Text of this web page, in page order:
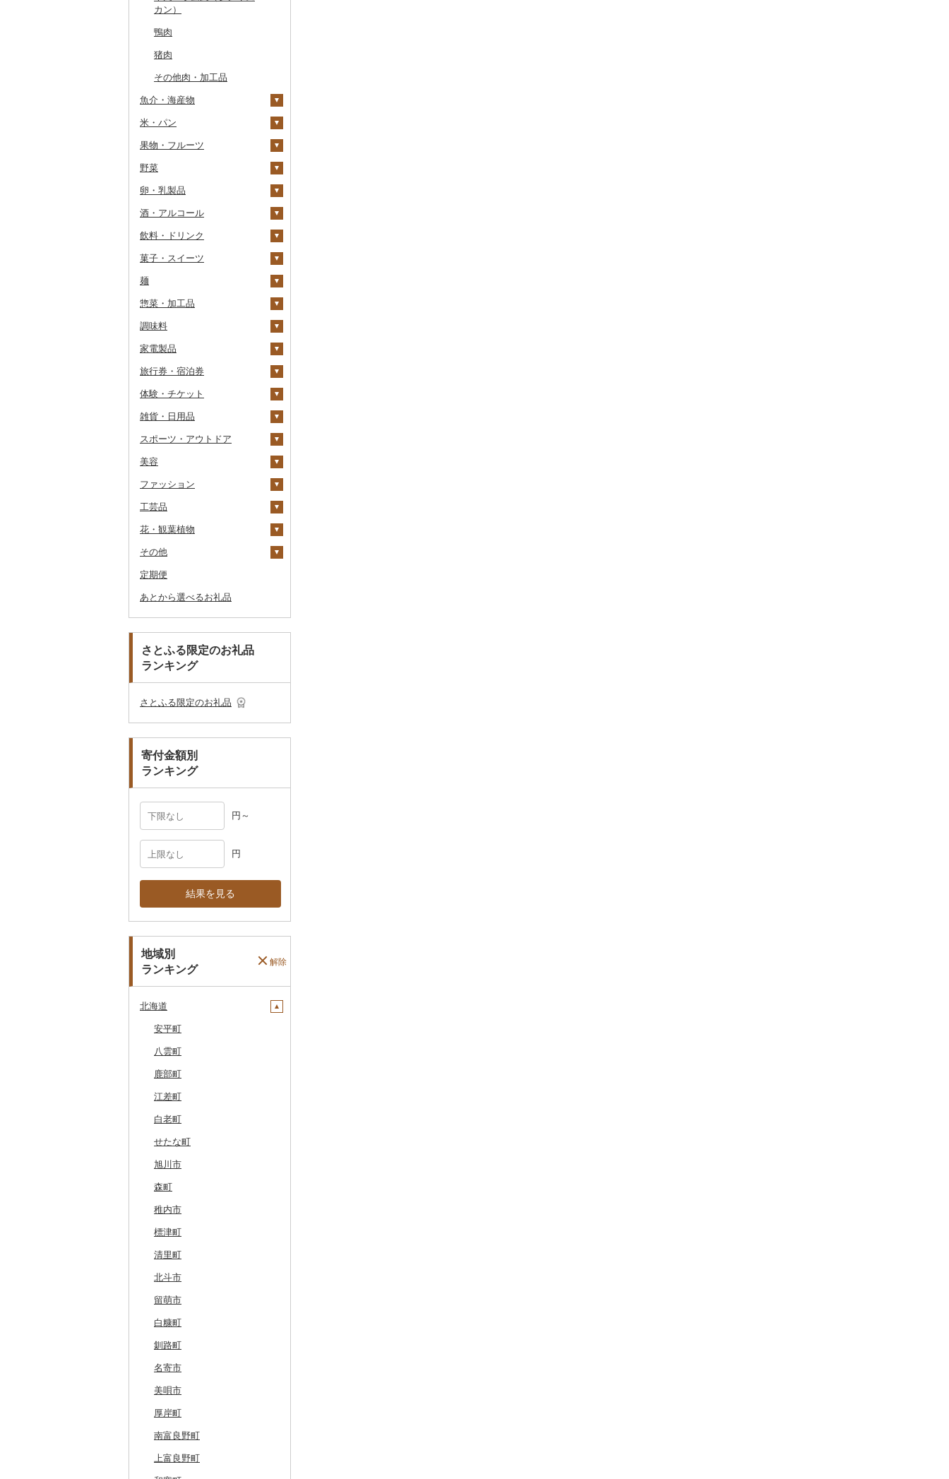
ー
ベーコン・サラミ
その他豚肉（加工品）
カン）
鴨肉
猪肉
その他肉・加工品
魚介・海産物
カニ
ズワイガニ
毛ガニ
かにしゃぶ
その他カニ
エビ
ボタンエビ
伊勢海老
その他エビ
いくら
うに
明太子・たらこ
明太子
たらこ
その他魚卵
数の子
キャビア
その他魚卵
貝
鮑（アワビ）
牡蠣（カキ）
あさり
しじみ
サザエ
はまぐり
その他貝
鮮魚
鮭・サーモン
マグロ
イワシ
カツオ
金目鯛
クエ
サバ
鯛
のどぐろ
ブリ
ほっけ
その他鮮魚
イカ・タコ
イカ
タコ
海苔・海藻
海苔
わかめ
ひじき
その他海苔・海藻
干物
ししゃも
その他干物
その他魚介・加工品
しらす・ちりめん
かまぼこ・練り製品
米・パン
米
無洗米
玄米
金芽米
ゆめぴりか
コシヒカリ
はえぬき
さがびより
あきたこまち
ひとめぼれ
ミルキークィーン
ななつぼし
雑穀
餅
その他穀物加工品
パン
果物・フルーツ
ぶどう・マスカット
巨峰
ナガノパープル
ピオーネ
デラウェア
その他ぶどう・マスカ
いちご
りんご
もも
メロン
梨
和梨
洋梨・ラフランス
マンゴー
みかん・柑橘
みかん
レモン
不知火・デコポン
せとか
まどんな
その他柑橘
すいか
キウイ
柿（カキ）
ドライフルーツ
干し芋
その他果物
びわ
パイナップル
栗
野菜
いも
じゃがいも
さつまいも
その他いも
トマト
フルーツトマト
ミニトマト
玉ねぎ
ねぎ
根菜
人参
大根
自然薯
レンコン
にんにく・生姜
その他根菜
アスパラガス
豆
きのこ
しいたけ
松茸
その他きのこ
その他野菜
山菜
かぼちゃ
レタス
卵・乳製品
卵
チーズ
ヨーグルト
バター
その他乳製品
酒・アルコール
ビール・発泡酒
ビール
地ビール・クラフトビ
日本酒
純米吟醸
大吟醸
吟醸
その他日本酒
芋焼酎
麦焼酎
米焼酎
黒糖焼酎
その他焼酎
梅酒
泡盛
ワイン
白ワイン
赤ワイン
シャンパン・スパーク
ウイスキー
リキュール・洋酒
甘酒
ノンアルコール
その他酒
飲料・ドリンク
水・ミネラルウォーター
飲料
コーヒー豆
粉
ドリップ
茶
飲料
茶葉・ティーバッグ
静岡茶
足柄茶
知覧茶
八女茶
果汁飲料
りんごジュース
みかんジュース（オレ
紅茶
飲料
茶葉・ティーバッグ
その他飲料・ジュース
野菜ジュース
炭酸飲料
豆乳
菓子・スイーツ
クッキー
焼き菓子
プリン
ゼリー
チョコレート
カステラ
アイス・ジェラート
その他洋菓子
煎餅・おかき
羊羹
饅頭
大福
その他和菓子
麺
ラーメン
うどん
そば
パスタ
ひやむぎ
そうめん
その他麺
惣菜・加工品
惣菜
餃子
シュウマイ
コロッケ
その他惣菜
カレー・シチュー
カレー
シチュー
鍋
肉
魚
その他鍋
ピザ
レトルト
スープ
豆腐・納豆
豆腐
漬物
キムチ
その他漬物
缶詰・瓶詰
肉
魚
ジャム
その他缶詰・瓶詰
乾物
燻製（スモーク）
おせち
その他加工品
調味料
砂糖
塩
醤油
味噌
酢
だし
食用油
オリーブオイル
ごま油
はちみつ
ドレッシング
その他調味料
ケチャップ
こしょう
その他調味料
家電製品
季節・空調家電
キッチン家電
照明器具
パソコン・周辺機器
TV・オーディオ・カメラ
美容・健康家電
カー用品
時計
その他家電
旅行券・宿泊券
旅行券
JTBふるさと旅行クー
その他旅行券
宿泊券
体験・チケット
PayPay商品券
食事券
温泉・サウナ・スパ利用
券
GDOふるさとゴルフ
プレークーポン
その他のゴルフプレー
花火大会チケット
カタログギフト
雑貨・日用品
家具・インテリア
机・テーブル
その他家具・インテリ
寝具
布団
毛布
タオルケット
タオル
その他タオル
文房具・印鑑
ボールペン
ノート・ファイル
その他文房具
食器
グラス・カップ
箸
スプーン・フォーク・
ナイフ
皿・椀
その他食器
キッチン用品
フライパン
鍋
まな板
土鍋
日用品
洗剤
トイレットペーパー
ティッシュ
その他日用品
楽器・器材
本・CD・DVD
おもちゃ・ぬいぐるみ
ご当地キャラクター
ペット用品
その他雑貨
スポーツ・アウトドア
ゴルフ
ゴルフボール
ゴルフウェア
その他ゴルフ
釣り
サイクリング
アウトドア・キャンプ
その他スポーツ
その他スポーツ
美容
スキンケア
洗顔
その他スキンケア
シャンプー・リンス
石鹸・ボディーソープ
入浴剤
アロマ
プロテイン
その他美容
ファッション
鞄・バッグ
トートバッグ・ショル
ツケース
その他鞄・バッグ
洋服
女性・レディース
子供・ベビー
その他洋服
和服
靴・履物
靴・シューズ
スリッパ・下駄・草履
その他靴・履物
アクセサリー
ペンダント・ネックレ
ス
ピアス・イヤリング
その他アクセサリー
その他服飾小物
ショール・ストール
マフラー・手袋
工芸品
織物
本場奄美大島紬
陶器・漆器
唐津焼
備前焼
美濃焼
村上木彫堆朱
その他装飾品・工芸品
数珠
工芸品
播州そろばん
美濃和紙
花・観葉植物
観葉植物・苗木
花
胡蝶蘭
造花・プリザーブドフ
ラワー
その他花
盆栽・その他
その他
地域サービス
その他
定期便
あとから選べるお礼品
さとふる限定のお礼品
ランキング
さとふる限定のお礼品
寄付金額別
ランキング
円～
円
結果を見る
地域別
ランキング
解除
北海道
安平町
八雲町
鹿部町
江差町
白老町
せたな町
旭川市
森町
稚内市
標津町
清里町
北斗市
留萌市
白糠町
釧路町
名寄市
美唄市
厚岸町
南富良野町
上富良野町